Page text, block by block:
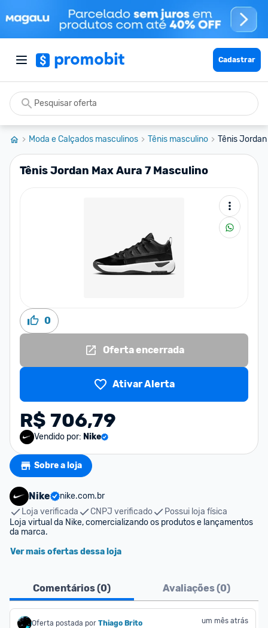
Cadastrar
Moda e Calçados masculinos Tênis masculino Tênis
Tênis Jordan Max Aura 7 Masculino
0
Oferta encerrada
Ativar Alerta
R$ 706,79
Vendido por: Nike
Sobre a loja
Nike
nike.com.br
Loja verificada
CNPJ verificado
Possui loja física
Loja virtual da Nike, comercializando os produtos e lançamentos
da marca.
Ver mais ofertas dessa loja
Comentários (0) Avaliações (0)
Oferta postada por Thiago Brito um mês atrás